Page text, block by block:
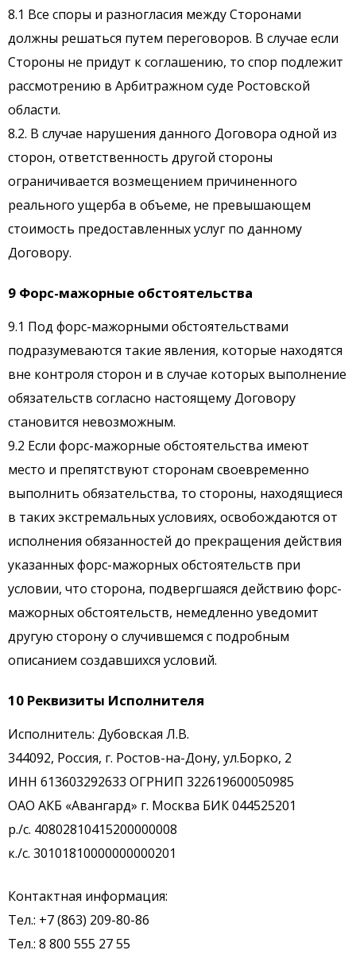
8.1 Все споры и разногласия между Сторонами
должны решаться путем переговоров. В случае если
Стороны не придут к соглашению, то спор подлежит
рассмотрению в Арбитражном суде Ростовской
области.
8.2. В случае нарушения данного Договора одной из
сторон, ответственность другой стороны
ограничивается возмещением причиненного
реального ущерба в объеме, не превышающем
стоимость предоставленных услуг по данному
Договору.
9 Форс-мажорные обстоятельства
9.1 Под форс-мажорными обстоятельствами
подразумеваются такие явления, которые находятся
вне контроля сторон и в случае которых выполнение
обязательств согласно настоящему Договору
становится невозможным.
9.2 Если форс-мажорные обстоятельства имеют
место и препятствуют сторонам своевременно
выполнить обязательства, то стороны, находящиеся
в таких экстремальных условиях, освобождаются от
исполнения обязанностей до прекращения действия
указанных форс-мажорных обстоятельств при
условии, что сторона, подвергшаяся действию форс-
мажорных обстоятельств, немедленно уведомит
другую сторону о случившемся с подробным
описанием создавшихся условий.
10 Реквизиты Исполнителя
Исполнитель: Дубовская Л.В.
344092, Россия, г. Ростов-на-Дону, ул.Борко, 2
ИНН 613603292633 ОГРНИП 322619600050985
ОАО АКБ «Авангард» г. Москва БИК 044525201
р./с. 40802810415200000008
к./с. 30101810000000000201
Контактная информация:
Тел.: +7 (863) 209-80-86
Тел.: 8 800 555 27 55